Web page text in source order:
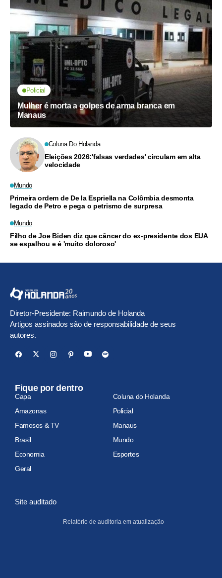
Policial
Mulher é morta a golpes de arma branca em
Manaus
Coluna Do Holanda
Eleições 2026:'falsas verdades' circulam em alta
velocidade
Mundo
Primeira ordem de De la Espriella na Colômbia desmonta
legado de Petro e pega o petrismo de surpresa
Mundo
Filho de Joe Biden diz que câncer do ex-presidente dos EUA
se espalhou e é 'muito doloroso'
Diretor-Presidente: Raimundo de Holanda
Artigos assinados são de responsabilidade de seus
autores.
Fique por dentro
Capa
Coluna do Holanda
Amazonas
Policial
Famosos & TV
Manaus
Brasil
Mundo
Economia
Esportes
Geral
Site auditado
Relatório de auditoria em atualização